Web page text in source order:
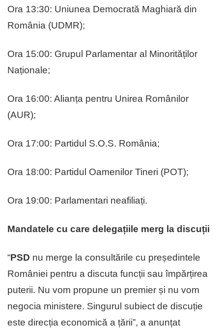
Ora 13:30: Uniunea Democrată Maghiară din
România (UDMR);
Ora 15:00: Grupul Parlamentar al Minorităților
Naționale;
Ora 16:00: Alianța pentru Unirea Românilor
(AUR);
Ora 17:00: Partidul S.O.S. România;
Ora 18:00: Partidul Oamenilor Tineri (POT);
Ora 19:00: Parlamentari neafiliați.
Mandatele cu care delegațiile merg la discuții
“PSD nu merge la consultările cu președintele
României pentru a discuta funcții sau împărțirea
puterii. Nu vom propune un premier și nu vom
negocia ministere. Singurul subiect de discuție
este direcția economică a țării”, a anunțat